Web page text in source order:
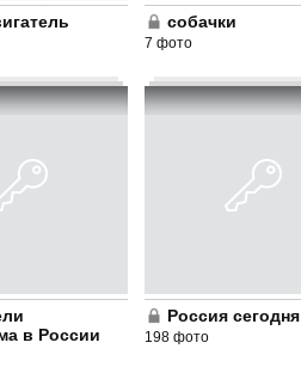
собачки
7 фото
в России
Россия сегодня
198 фото